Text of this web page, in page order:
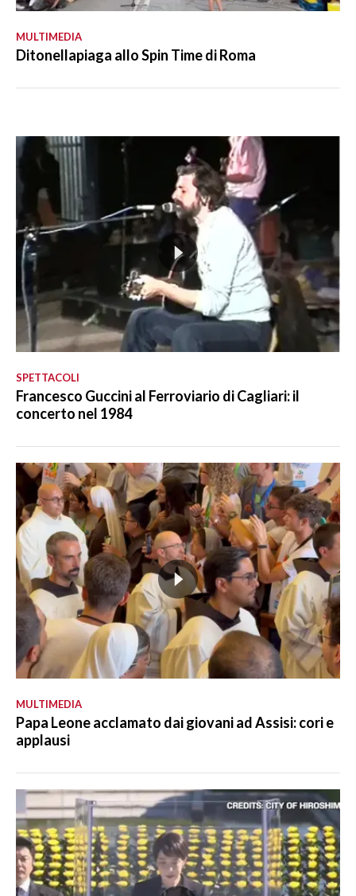
MULTIMEDIA
Ditonellapiaga allo Spin Time di Roma
SPETTACOLI
Francesco Guccini al Ferroviario di Cagliari: il
concerto nel 1984
MULTIMEDIA
Papa Leone acclamato dai giovani ad Assisi: cori e
applausi